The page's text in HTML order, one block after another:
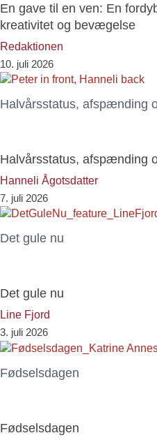
En gave til en ven: En
kreativitet og bevægelse
Redaktionen
10. juli 2026
Halvårsstatus, afspænding
Halvårsstatus, afspænding
Hanneli Ågotsdatter
7. juli 2026
Det gule nu
Det gule nu
Line Fjord
3. juli 2026
Fødselsdagen
Fødselsdagen